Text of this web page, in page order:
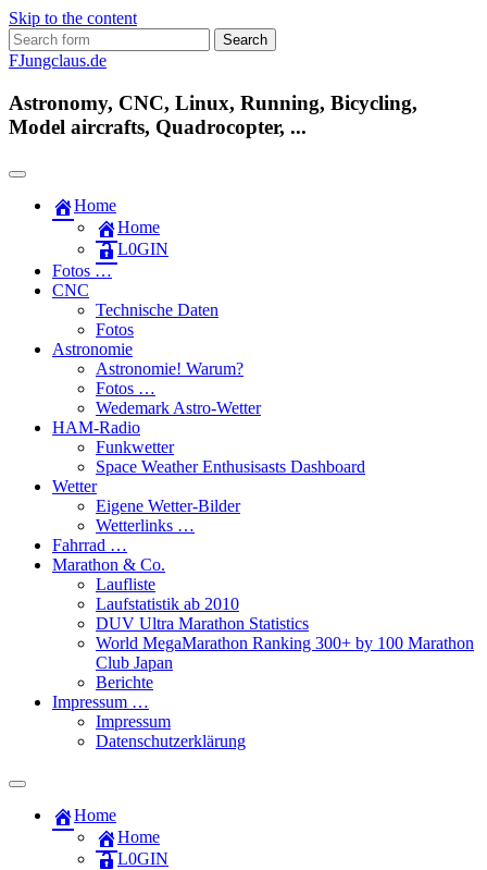
Skip to the content
Search
for:
FJungclaus.de
Astronomy, CNC, Linux, Running, Bicycling,
Model aircrafts, Quadrocopter, ...
Home
Home
L​0​​GIN
Fotos …
CNC
Technische Daten
Fotos
Astronomie
Astronomie! Warum?
Fotos …
Wedemark Astro-Wetter
HAM-Radio
Funkwetter
Space Weather Enthusisasts Dashboard
Wetter
Eigene Wetter-Bilder
Wetterlinks …
Fahrrad …
Marathon & Co.
Laufliste
Laufstatistik ab 2010
DUV Ultra Marathon Statistics
World MegaMarathon Ranking 300+ by 100 Marathon
Club Japan
Berichte
Impressum …
Impressum
Datenschutzerklärung
Toggle
field
Home
Home
L​0​​GIN